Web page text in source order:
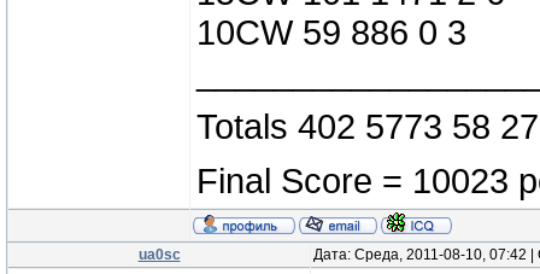
10CW 59 886 0 3
Totals 402 5773 58 27
Final Score = 10023
ua0sc Дата: Среда, 2011-08-10, 07:42